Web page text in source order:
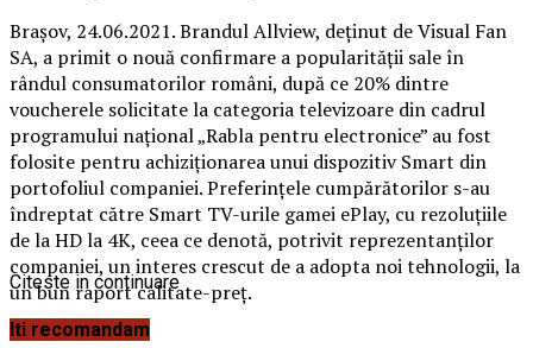
Brașov, 24.06.2021. Brandul Allview, deținut de Visual Fan
SA, a primit o nouă confirmare a popularității sale în
rândul consumatorilor români, după ce 20% dintre
voucherele solicitate la categoria televizoare din cadrul
programului național „Rabla pentru electronice” au fost
folosite pentru achiziționarea unui dispozitiv Smart din
portofoliul companiei. Preferințele cumpărătorilor s-au
îndreptat către Smart TV-urile gamei ePlay, cu rezoluțiile
de la HD la 4K, ceea ce denotă, potrivit reprezentanților
companiei, un interes crescut de a adopta noi tehnologii, la
un bun raport calitate-preț.
Citeste in continuare
Iti recomandam